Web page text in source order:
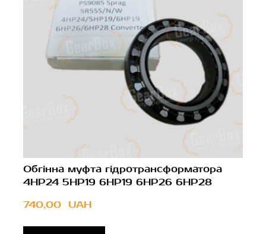
Обгінна муфта гідротрансформатора
4HP24 5HP19 6HP19 6HP26 6HP28
740,00  UAH